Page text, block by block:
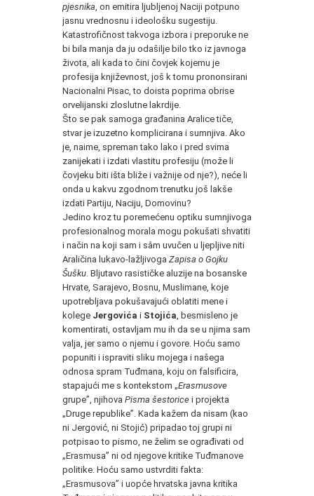
pjesnika , on emitira ljubljenoj Naciji potpuno
jasnu vrednosnu i ideološku sugestiju.
Katastrofičnost takvoga izbora i preporuke ne
bi bila manja da ju odašilje bilo tko iz javnoga
života, ali kada to čini čovjek kojemu je
profesija književnost, još k tomu prononsirani
Nacionalni Pisac, to doista poprima obrise
orvelijanski zloslutne lakrdije.
Što se pak samoga građanina Aralice tiče,
stvar je izuzetno komplicirana i sumnjiva. Ako
je, naime, spreman tako lako i pred svima
zanijekati i izdati vlastitu profesiju (može li
čovjeku biti išta bliže i važnije od nje?), neće li
onda u kakvu zgodnom trenutku još lakše
izdati Partiju, Naciju, Domovinu?
Jedino kroz tu poremećenu optiku sumnjivoga
profesionalnog morala mogu pokušati shvatiti
i način na koji sam i sâm uvučen u ljepljive niti
Araličina lukavo-lažljivoga Zapisa o Gojku
Šušku . Bljutavo rasističke aluzije na bosanske
Hrvate, Sarajevo, Bosnu, Muslimane, koje
upotrebljava pokušavajući oblatiti mene i
kolege Jergovića i Stojića , besmisleno je
komentirati, ostavljam mu ih da se u njima sam
valja, jer samo o njemu i govore. Hoću samo
popuniti i ispraviti sliku mojega i našega
odnosa spram Tuđmana, koju on falsificira,
stapajući me s kontekstom „Erasmusove
grupe”, njihova Pisma šestorice i projekta
„Druge republike”. Kada kažem da nisam (kao
ni Jergović, ni Stojić) pripadao toj grupi ni
potpisao to pismo, ne želim se ograđivati od
„Erasmusa” ni od njegove kritike Tuđmanove
politike. Hoću samo ustvrditi fakta:
„Erasmusova” i uopće hrvatska javna kritika